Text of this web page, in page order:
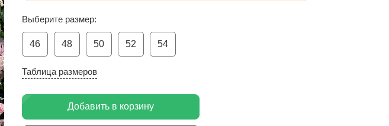
Выберите размер:
46 48 50 52 54
Таблица размеров
Добавить в корзину